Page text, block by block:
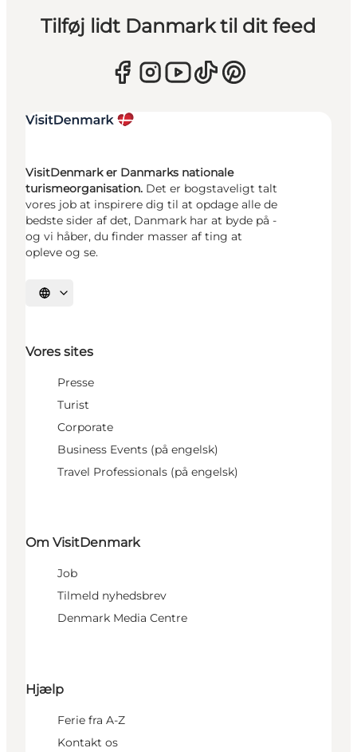
Tilføj lidt Danmark til dit feed
VisitDenmark er Danmarks nationale
turismeorganisation. Det er bogstaveligt talt
vores job at inspirere dig til at opdage alle de
bedste sider af det, Danmark har at byde på -
og vi håber, du finder masser af ting at
opleve og se.
Vælg sprog
Vores sites
Presse
Turist
Corporate
Business Events (på engelsk)
Travel Professionals (på engelsk)
Om VisitDenmark
Job
Tilmeld nyhedsbrev
Denmark Media Centre
Hjælp
Ferie fra A-Z
Kontakt os